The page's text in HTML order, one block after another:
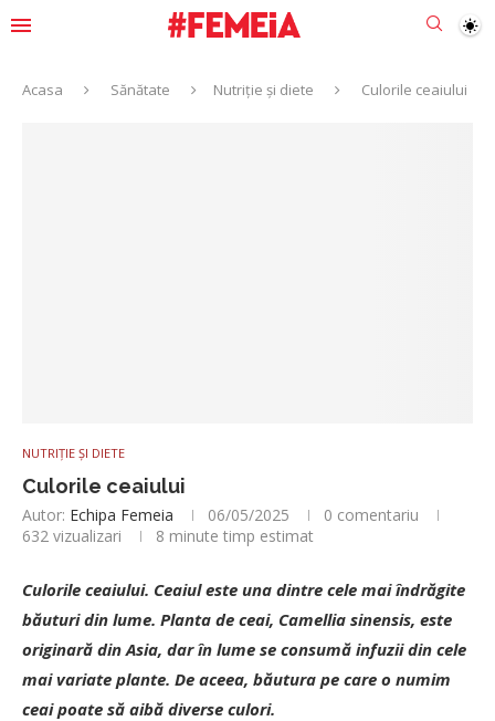
Acasa Sănătate Nutriție și diete Culorile ceaiului
NUTRIȚIE ȘI DIETE
Culorile ceaiului
Autor: Echipa Femeia 06/05/2025
0 comentariu
632 vizualizari 8 minute timp estimat
Culorile ceaiului. Ceaiul este una dintre cele mai îndrăgite
băuturi din lume. Planta de ceai, Camellia sinensis, este
originară din Asia, dar în lume se consumă infuzii din cele
mai variate plante. De aceea, băutura pe care o numim
ceai poate să aibă diverse culori.